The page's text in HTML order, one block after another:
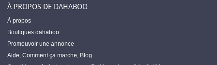
À PROPOS DE DAHABOO
À propos
Boutiques dahaboo
Promouvoir une annonce
Aide, Comment ça marche, Blog